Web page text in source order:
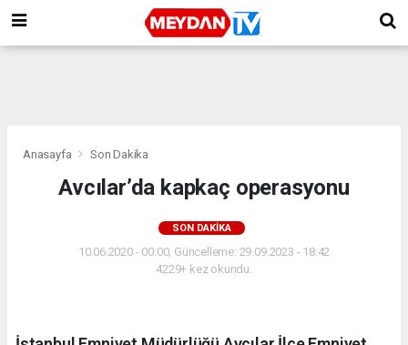
Anasayfa Son Dakika
Avcılar’da kapkaç operasyonu
SON DAKIKA
10.06.2020 - 00:00, Güncelleme: 29.09.2023 - 18:42
4229+ kez okundu.